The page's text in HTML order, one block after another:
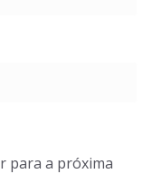
para a próxima